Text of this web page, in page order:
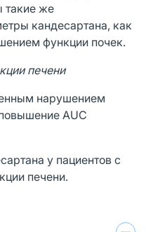
такие же
кандесартана, как
функции почек.
печени
нарушением
AUC
у пациентов с
печени.